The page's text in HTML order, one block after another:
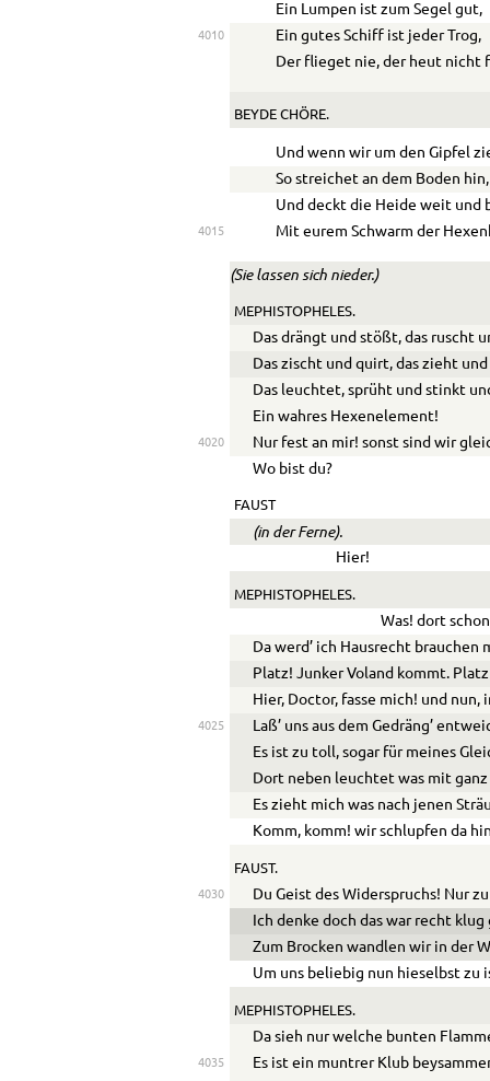
Ein Lumpen ist zum Segel gut,
4010
Ein gutes Schiff ist jeder Trog,
Der flieget nie, der heut nicht
BEYDE CHÖRE.
Und wenn wir um den Gipfel
So streichet an dem Boden hin,
Und deckt die Heide weit und
4015 Mit eurem Schwarm der
(Sie lassen sich nieder.)
MEPHISTOPHELES.
Das drängt und stößt, das ruscht
Das zischt und quirt, das zieht
Das leuchtet, sprüht und stinkt
Ein wahres Hexenelement!
4020
Nur fest an mir! sonst sind wir
Wo bist du?
FAUST
(in der Ferne).
Hier!
MEPHISTOPHELES.
Was! dort
Da werd’ ich Hausrecht brauchen
Platz! Junker Voland kommt.
Hier, Doctor, fasse mich! und nun,
4025
Laß’ uns aus dem Gedräng’
Es ist zu toll, sogar für meines
Dort neben leuchtet was mit ganz
Es zieht mich was nach jenen
Komm, komm! wir schlupfen da
FAUST.
4030
Du Geist des Widerspruchs! Nur
Ich denke doch das war recht
Zum Brocken wandlen wir in der
Um uns beliebig nun hieselbst zu
MEPHISTOPHELES.
Da sieh nur welche bunten
4035 Es ist ein muntrer Klub